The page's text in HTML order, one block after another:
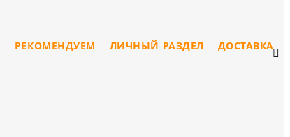
ДОСТАВКА
ЛИЧНЫЙ РАЗДЕЛ
РЕКОМЕНДУЕМ